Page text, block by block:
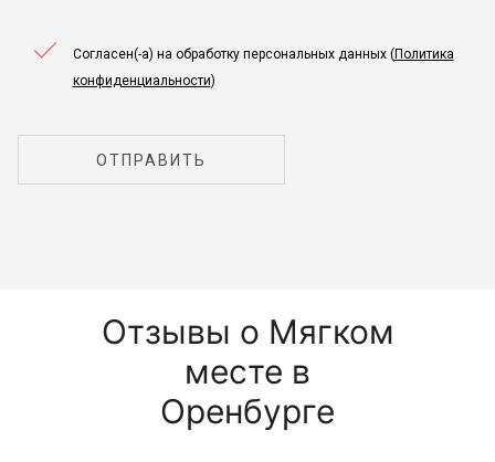
Согласен(-а) на обработку персональных данных (Политика
конфиденциальности)
ОТПРАВИТЬ
Отзывы о Мягком
месте в
Оренбурге